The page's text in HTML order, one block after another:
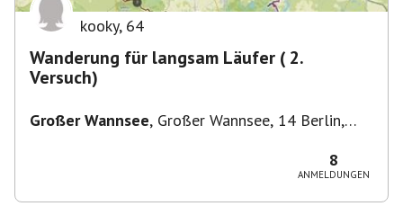
kooky, 64
Wanderung für langsam Läufer ( 2.
Versuch)
Großer Wannsee, Großer Wannsee, 14 Berlin,
8
ANMELDUNGEN